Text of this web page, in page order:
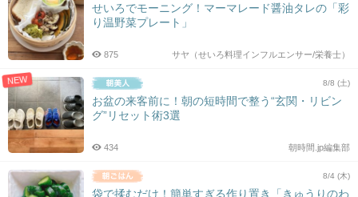
せいろでモーニング！マーマレード醤油タレの「彩
り温野菜プレート」
サヤ（せいろ料理インフルエンサー/栄養士）
875
NEW 8/8 (土)
お盆の来客前に！朝の短時間で整う“玄関・リビン
グ”リセット術3選
朝時間.jp編集部
434
8/4 (木)
袋で揉むだけ！簡単すぎる作り置き「きゅうりのわ